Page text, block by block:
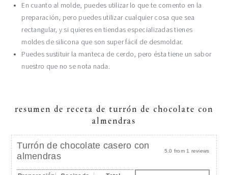
En cuanto al molde, puedes utilizar lo que te comento en la
preparación, pero puedes utilizar cualquier cosa que sea
rectangular, y si quieres en tiendas especializadas tienes
moldes de silicona que son super fácil de desmoldar.
Puedes sustituir la manteca de cerdo, pero ésta tiene un sabor
nuestro que no se nota nada.
resumen de receta de turrón de chocolate con
almendras
5.0 from 1 reviews
Turrón de chocolate casero con
almendras